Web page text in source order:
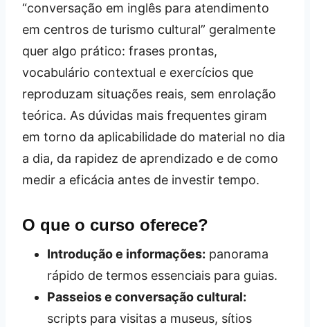
“conversação em inglês para atendimento
em centros de turismo cultural” geralmente
quer algo prático: frases prontas,
vocabulário contextual e exercícios que
reproduzam situações reais, sem enrolação
teórica. As dúvidas mais frequentes giram
em torno da aplicabilidade do material no dia
a dia, da rapidez de aprendizado e de como
medir a eficácia antes de investir tempo.
O que o curso oferece?
Introdução e informações: panorama
rápido de termos essenciais para guias.
Passeios e conversação cultural:
scripts para visitas a museus, sítios